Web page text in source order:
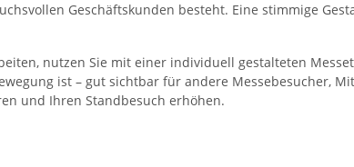
Geschäftskunden besteht. Eine stimmige
nutzen Sie mit einer individuell gestalteten
ist – gut sichtbar für andere Messebesucher,
und Ihren Standbesuch erhöhen.